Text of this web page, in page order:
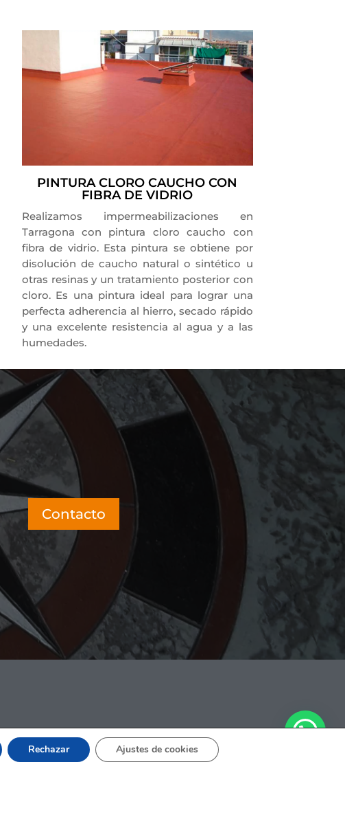
PINTURA CLORO CAUCHO CON
FIBRA DE VIDRIO
Realizamos impermeabilizaciones en
Tarragona con pintura cloro caucho con
fibra de vidrio. Esta pintura se obtiene por
disolución de caucho natural o sintético u
otras resinas y un tratamiento posterior con
cloro. Es una pintura ideal para lograr una
perfecta adherencia al hierro, secado rápido
y una excelente resistencia al agua y a las
humedades.
Contacto
Rechazar Ajustes de cookies